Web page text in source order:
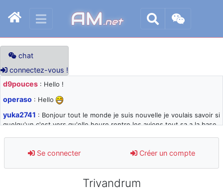
AM.net
chat
connectez-vous !
d9pouces : Hello !
operaso : Hello
yuka2741 : Bonjour tout le monde je suis nouvelle je voulais savoir si
quelqu'un c'est vers qu'elle heure rentre les avions tout sa a la base
d9pouces: désolé pour les quelques blocages du site ces derniers
jours : je teste des méthodes contre le spam et les bots trop nocifs
: Super, la nouvelle bannière
Se connecter Créer un compte
Trivandrum